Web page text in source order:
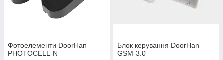
Фотоелементи DoorHan
PHOTOCELL-N
Блок керування DoorHan
GSM-3.0